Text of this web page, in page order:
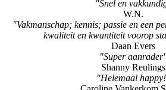
"Snel en
W.N.
"Vakmanschap; kennis; passie en een
kwaliteit en kwantiteit voorop
Daan Evers
"Super
Shanny Reulings
"Helemaal